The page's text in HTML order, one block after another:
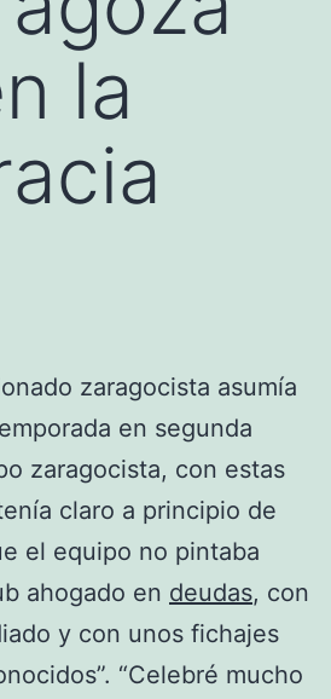
la
zaragocista asumía
en segunda
zaragocista, con estas
claro a principio de
el equipo no pintaba
ahogado en deudas, con
y con unos fichajes
“Celebré mucho